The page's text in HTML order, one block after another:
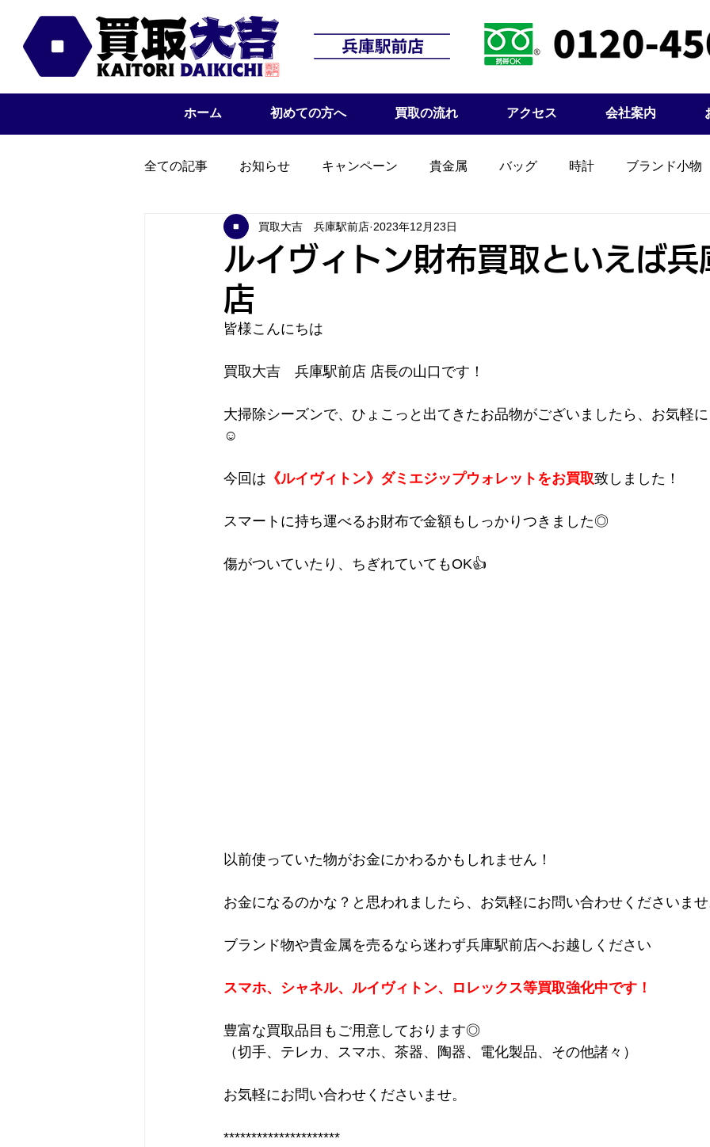
ホーム 初めての方へ 買取の流れ アクセス 会社案内
全ての記事 お知らせ キャンペーン 貴金属 バッグ 時計 ブランド小物
ルイヴィトン財布買取といえば兵
店
買取大吉 兵庫駅前店 2023年12月23日
皆様こんにちは
買取大吉　兵庫駅前店 店長の山口です！
大掃除シーズンで、ひょこっと出てきたお品物がございましたら、お気軽
☺
今回は 《ルイヴィトン》ダミエジップウォレットをお買取致しました！
スマートに持ち運べるお財布で金額もしっかりつきました◎
傷がついていたり、ちぎれていてもOK👍
以前使っていた物がお金にかわるかもしれません！
お金になるのかな？と思われましたら、お気軽にお問い合わせくださいま
ブランド物や貴金属を売るなら迷わず兵庫駅前店へお越しください
スマホ、シャネル、ルイヴィトン、ロレックス等買取強化中です！
豊富な買取品目もご用意しております◎
（切手、テレカ、スマホ、茶器、陶器、電化製品、その他諸々）
お気軽にお問い合わせくださいませ。
*********************